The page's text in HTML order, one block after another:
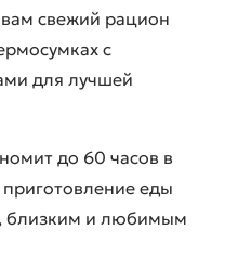
свежий рацион
с
для лучшей
до 60 часов в
еды
близким и любимым